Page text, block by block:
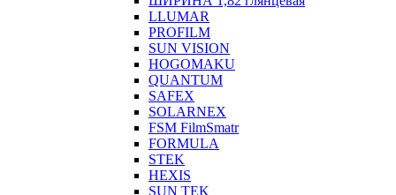
LLUMAR
PROFILM
SUN VISION
HOGOMAKU
QUANTUM
SAFEX
SOLARNEX
FSM FilmSmatr
FORMULA
STEK
HEXIS
SUN TEK